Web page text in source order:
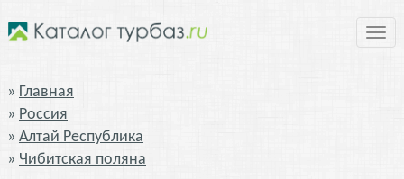
Главная
Россия
Алтай Республика
Чибитская поляна